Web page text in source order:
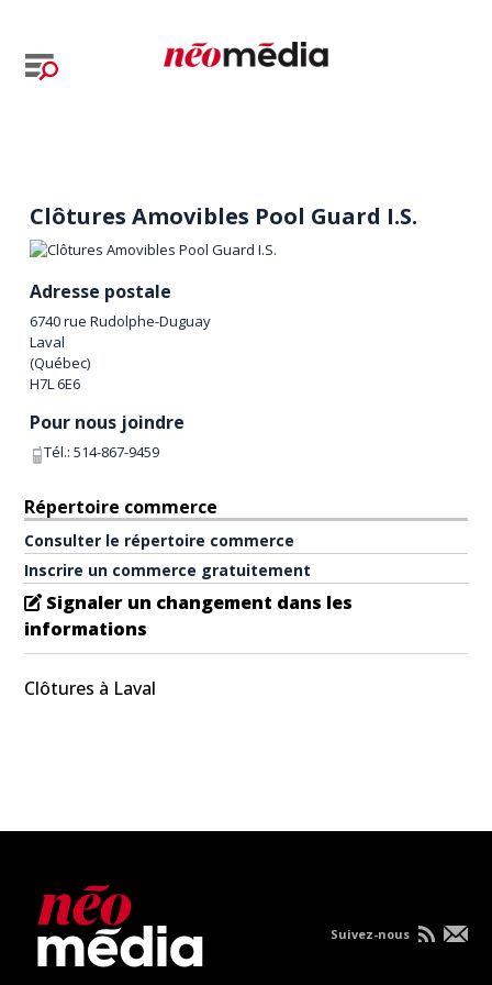
Clôtures Amovibles Pool Guard I.S.
Adresse postale
6740 rue Rudolphe-Duguay
Laval
(Québec)
H7L 6E6
Pour nous joindre
Tél.:514-867-9459
Répertoire commerce
Consulter le répertoire commerce
Inscrire un commerce gratuitement
Signaler un changement dans les
informations
Clôtures à Laval
Suivez-nous